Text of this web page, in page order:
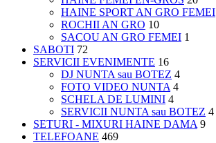
HAINE SPORT AN GRO FEMEI
ROCHII AN GRO 10
SACOU AN GRO FEMEI 1
SABOTI 72
SERVICII EVENIMENTE 16
DJ NUNTA sau BOTEZ 4
FOTO VIDEO NUNTA 4
SCHELA DE LUMINI 4
SERVICII NUNTA sau BOTEZ 4
SETURI - MIXURI HAINE DAMA 9
TELEFOANE 469